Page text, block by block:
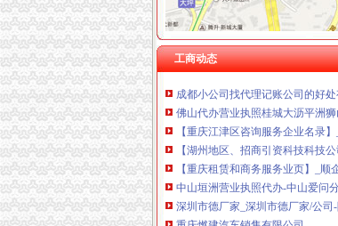
工商动态
代理注册国外公司
急用钱来就借.pdf
餐饮如何经营小型中餐馆？-阿里巴
成都小公司找代理记账公司的好处
佛山代办营业执照桂城大沥平洲
【重庆江津区咨询服务企业名录】
【湖州地区、招商引资科技科技
【重庆租赁和商务服务业页】_顺企
中山垣洲营业执照代办-中山爱问分
深圳市德厂家_深圳市德厂家/公司-
重庆燃建汽车销售有限公司
【销售精英月薪2万好简单,重庆